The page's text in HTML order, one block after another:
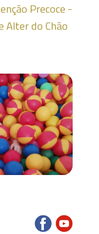
Precoce -
Alter do Chão